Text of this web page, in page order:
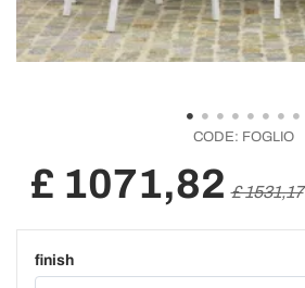
CODE: FOGLIO
£ 1071,82 £ 1531,17
finish